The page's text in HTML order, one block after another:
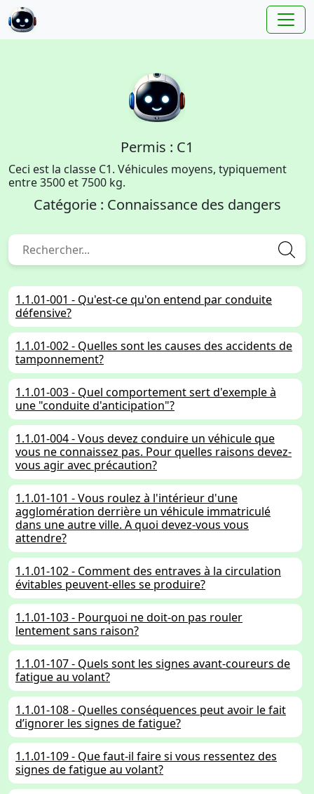
Permis : C1
Ceci est la classe C1. Véhicules moyens, typiquement
entre 3500 et 7500 kg.
Catégorie : Connaissance des dangers
1.1.01-001 - Qu'est-ce qu'on entend par conduite
défensive?
1.1.01-002 - Quelles sont les causes des accidents de
tamponnement?
1.1.01-003 - Quel comportement sert d'exemple à
une "conduite d'anticipation"?
1.1.01-004 - Vous devez conduire un véhicule que
vous ne connaissez pas. Pour quelles raisons devez-
vous agir avec précaution?
1.1.01-101 - Vous roulez à l'intérieur d'une
agglomération derrière un véhicule immatriculé
dans une autre ville. A quoi devez-vous vous
attendre?
1.1.01-102 - Comment des entraves à la circulation
évitables peuvent-elles se produire?
1.1.01-103 - Pourquoi ne doit-on pas rouler
lentement sans raison?
1.1.01-107 - Quels sont les signes avant-coureurs de
fatigue au volant?
1.1.01-108 - Quelles conséquences peut avoir le fait
d’ignorer les signes de fatigue?
1.1.01-109 - Que faut-il faire si vous ressentez des
signes de fatigue au volant?